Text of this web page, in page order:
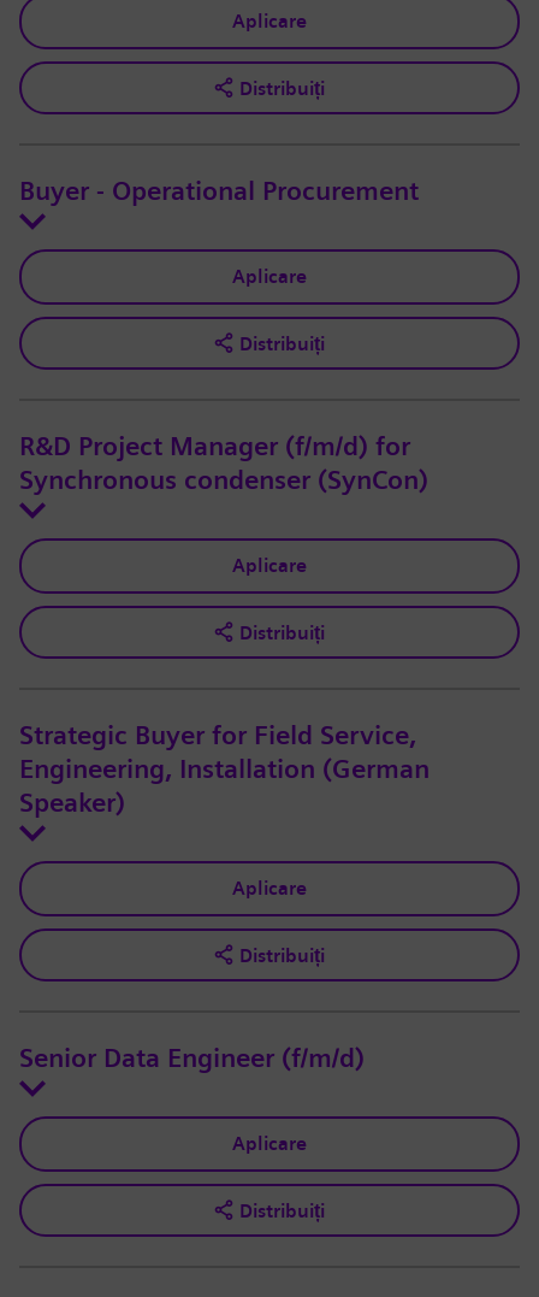
Aplicare
Distribuiți
Buyer - Operational Procurement
Aplicare
Distribuiți
R&D Project Manager (f/m/d) for
Synchronous condenser (SynCon)
Aplicare
Distribuiți
Strategic Buyer for Field Service,
Engineering, Installation (German
Speaker)
Aplicare
Distribuiți
Senior Data Engineer (f/m/d)
Aplicare
Distribuiți